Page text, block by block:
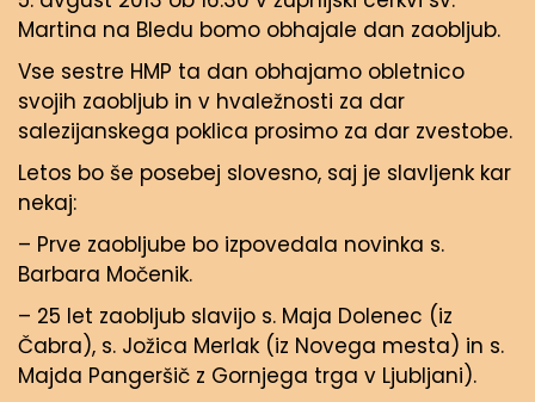
Martina na Bledu bomo obhajale dan zaobljub.
Vse sestre HMP ta dan obhajamo obletnico
svojih zaobljub in v hvaležnosti za dar
salezijanskega poklica prosimo za dar zvestobe.
Letos bo še posebej slovesno, saj je slavljenk kar
nekaj:
– Prve zaobljube bo izpovedala novinka s.
Barbara Močenik.
– 25 let zaobljub slavijo s. Maja Dolenec (iz
Čabra), s. Jožica Merlak (iz Novega mesta) in s.
Majda Pangeršič z Gornjega trga v Ljubljani).